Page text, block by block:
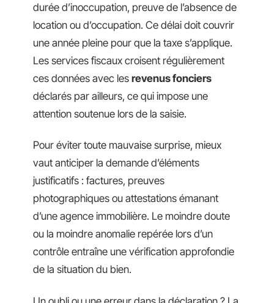
durée d’inoccupation, preuve de l’absence de
location ou d’occupation. Ce délai doit couvrir
une année pleine pour que la taxe s’applique.
Les services fiscaux croisent régulièrement
ces données avec les revenus fonciers
déclarés par ailleurs, ce qui impose une
attention soutenue lors de la saisie.
Pour éviter toute mauvaise surprise, mieux
vaut anticiper la demande d’éléments
justificatifs : factures, preuves
photographiques ou attestations émanant
d’une agence immobilière. Le moindre doute
ou la moindre anomalie repérée lors d’un
contrôle entraîne une vérification approfondie
de la situation du bien.